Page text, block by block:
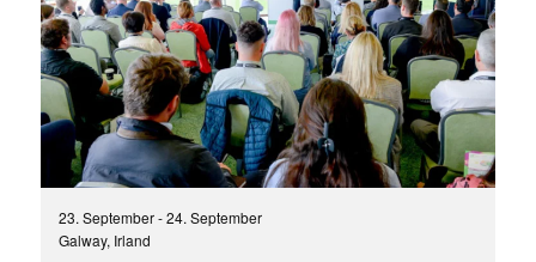
✕
23. September-24. September
Galway, Irland